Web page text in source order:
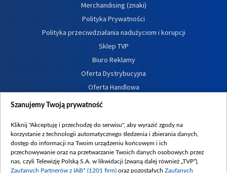
Merchandising (znaki)
Polityka Prywatności
Polityka przeciwdziałania nadużyciom i korupcji
Sklep TVP
Biuro Reklamy
Oferta Dystrybucyjna
Oferta Handlowa
Dostępność
Procedura zgłoszeń wewnętrznych
Szanujemy Twoją prywatność
Kliknij "Akceptuję i przechodzę do serwisu", aby wyrazić zgody na
korzystanie z technologii automatycznego śledzenia i zbierania danych,
dostęp do informacji na Twoim urządzeniu końcowym i ich
przechowywanie oraz na przetwarzanie Twoich danych osobowych przez
nas, czyli Telewizję Polską S.A. w likwidacji (zwaną dalej również „TVP”),
Zaufanych Partnerów z IAB* (1201 firm) oraz pozostałych Zaufanych